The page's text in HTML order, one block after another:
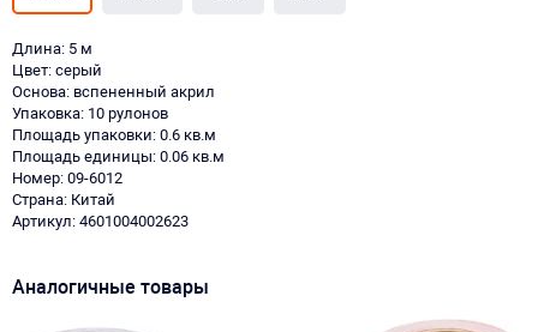
Длина: 5 м
Цвет: серый
Основа: вспененный акрил
Упаковка: 10 рулонов
Площадь упаковки: 0.6 кв.м
Площадь единицы: 0.06 кв.м
Номер: 09-6012
Страна: Китай
Артикул: 4601004002623
Аналогичные товары